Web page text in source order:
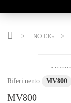
> NO DIG >
Riferimento MV800
MV800